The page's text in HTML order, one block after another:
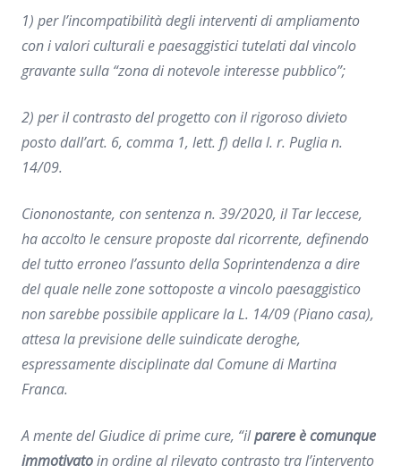
1) per l’incompatibilità degli interventi di ampliamento
con i valori culturali e paesaggistici tutelati dal vincolo
gravante sulla “zona di notevole interesse pubblico”;
2) per il contrasto del progetto con il rigoroso divieto
posto dall’art. 6, comma 1, lett. f) della l. r. Puglia n.
14/09.
Ciononostante, con sentenza n. 39/2020, il Tar leccese,
ha accolto le censure proposte dal ricorrente, definendo
del tutto erroneo l’assunto della Soprintendenza a dire
del quale nelle zone sottoposte a vincolo paesaggistico
non sarebbe possibile applicare la L. 14/09 (Piano casa),
attesa la previsione delle suindicate deroghe,
espressamente disciplinate dal Comune di Martina
Franca.
A mente del Giudicedi prime cure, “ilparere è comunque
immotivatoin ordine al rilevato contrasto tra l’intervento